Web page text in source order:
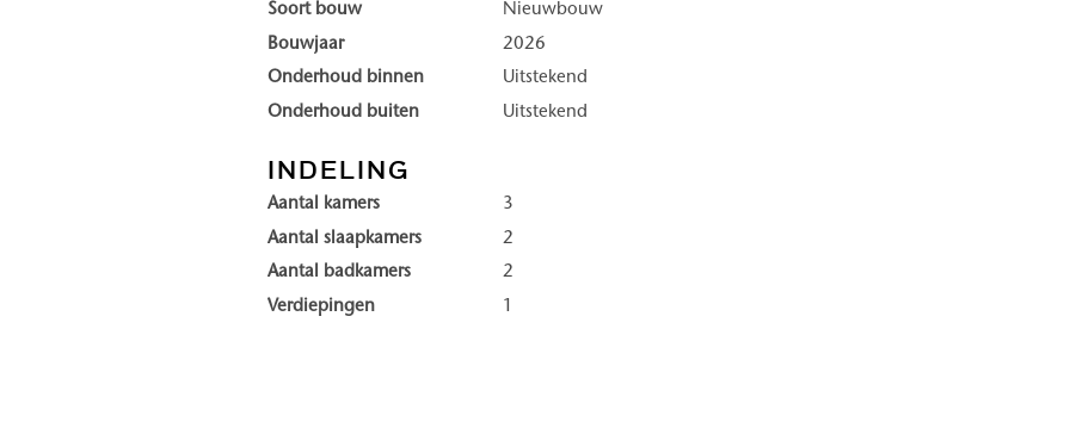
Woonoppervlaktes circa 75–280 m²
van Den Haag.
Soort bouw
Nieuwbouw
Bouwjaar
2026
Onderhoud binnen
Uitstekend
Onderhoud buiten
Uitstekend
INDELING
Aantal kamers
3
Aantal slaapkamers
2
Aantal badkamers
2
Verdiepingen
1